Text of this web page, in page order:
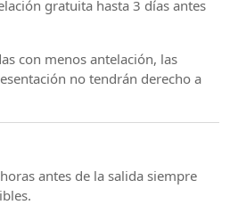
gratuita hasta 3 días antes
con menos antelación, las
no tendrán derecho a
antes de la salida siempre